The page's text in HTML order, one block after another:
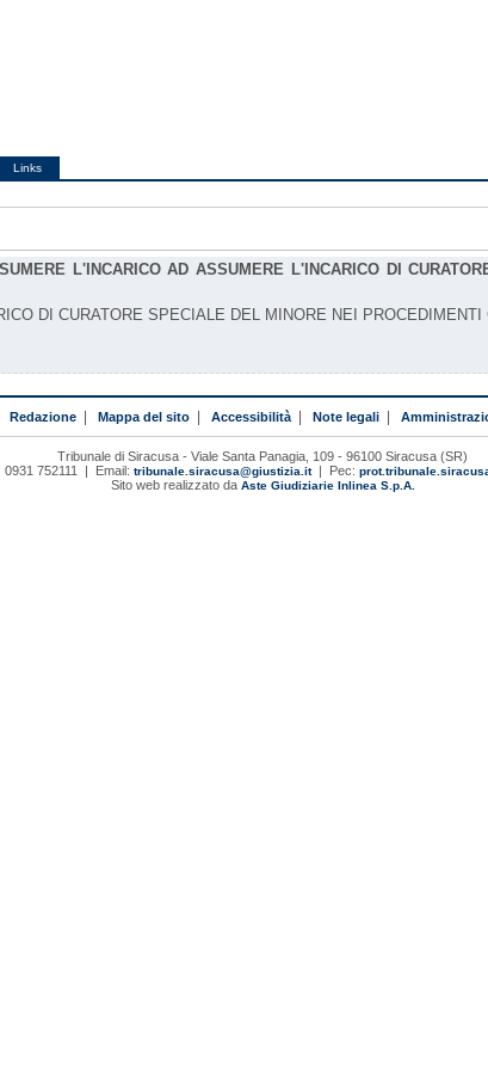
Links
L'INCARICO AD ASSUMERE L'INCARICO DI
DI CURATORE SPECIALE DEL MINORE NEI
Redazione Mappa del sito Accessibilità Note legali
Tribunale di Siracusa - Viale Santa Panagia, 109 - 96100 Siracusa (SR)
0931 752111 | Email: tribunale.siracusa@giustizia.it| Pec:
Sito web realizzato da Aste Giudiziarie Inlinea S.p.A.